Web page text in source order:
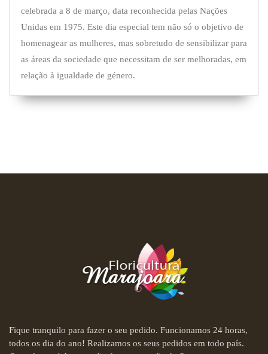
celebrada a 8 de março, data reconhecida pelas Nações
Unidas em 1975. Este dia especial tem não só o objetivo de
homenagear as mulheres, mas sobretudo de sensibilizar para
as áreas da sociedade que necessitam de ser melhoradas, em
relação à igualdade de género.
Fique tranquilo para fazer o seu pedido. Funcionamos 24 horas,
todos os dia do ano! Realizamos os seus pedidos em todo país.